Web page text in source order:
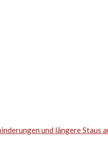
und längere Staus